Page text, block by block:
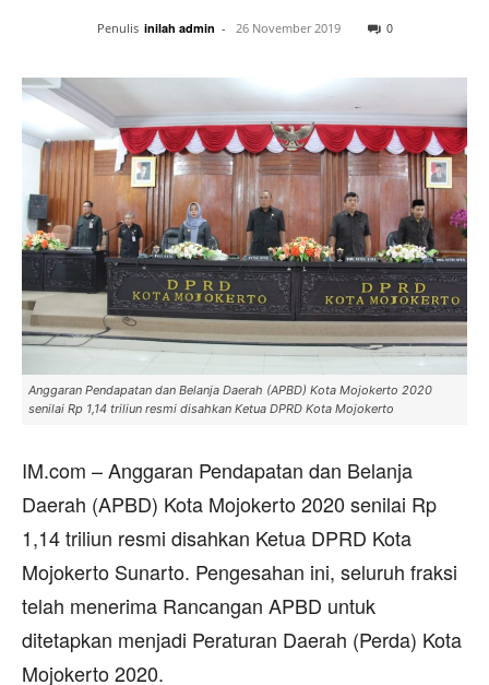
Penulis inilah admin - 26 November 2019 0
Anggaran Pendapatan dan Belanja Daerah (APBD) Kota Mojokerto 2020
senilai Rp 1,14 triliun resmi disahkan Ketua DPRD Kota Mojokerto
IM.com – Anggaran Pendapatan dan Belanja
Daerah (APBD) Kota Mojokerto 2020 senilai Rp
1,14 triliun resmi disahkan Ketua DPRD Kota
Mojokerto Sunarto. Pengesahan ini, seluruh fraksi
telah menerima Rancangan APBD untuk
ditetapkan menjadi Peraturan Daerah (Perda) Kota
Mojokerto 2020.